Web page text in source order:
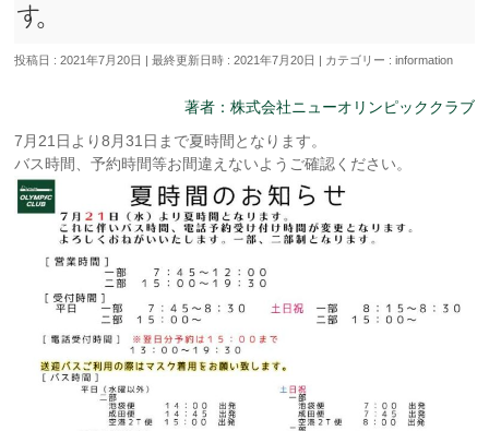
す。
投稿日 : 2021年7月20日 最終更新日時 : 2021年7月20日 カテゴリー :information
著者：株式会社ニューオリンピッククラブ
7月21日より8月31日まで夏時間となります。
バス時間、予約時間等お間違えないようご確認ください。